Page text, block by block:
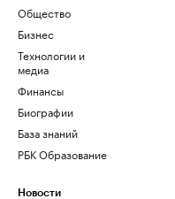
Общество
Бизнес
Технологии и
медиа
Финансы
Биографии
База знаний
РБК Образование
Новости